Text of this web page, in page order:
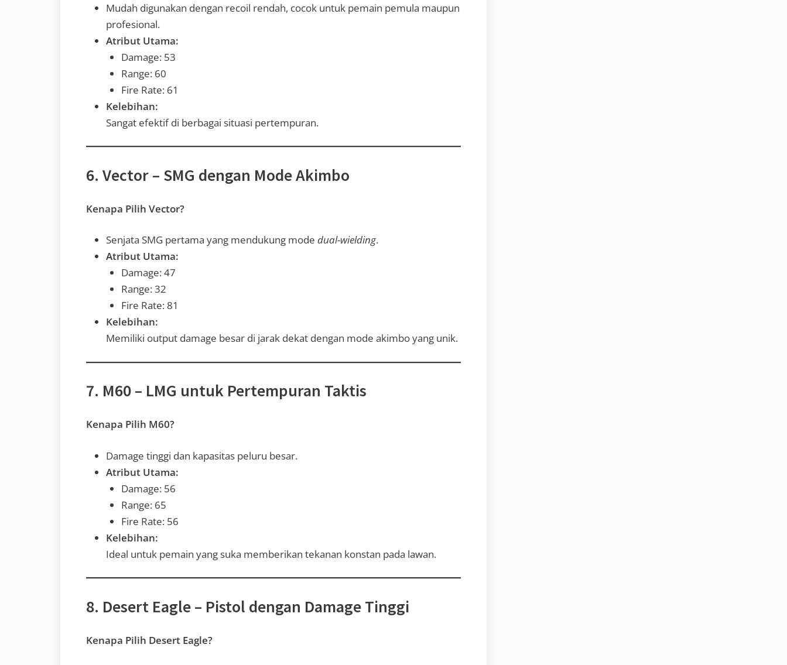
Mudah digunakan dengan recoil rendah, cocok untuk pemain pemula maupun
profesional.
Atribut Utama:
Damage: 53
Range: 60
Fire Rate: 61
Kelebihan:
Sangat efektif di berbagai situasi pertempuran.
6. Vector – SMG dengan Mode Akimbo
Kenapa Pilih Vector?
Senjata SMG pertama yang mendukung mode dual-wielding.
Atribut Utama:
Damage: 47
Range: 32
Fire Rate: 81
Kelebihan:
Memiliki output damage besar di jarak dekat dengan mode akimbo yang unik.
7. M60 – LMG untuk Pertempuran Taktis
Kenapa Pilih M60?
Damage tinggi dan kapasitas peluru besar.
Atribut Utama:
Damage: 56
Range: 65
Fire Rate: 56
Kelebihan:
Ideal untuk pemain yang suka memberikan tekanan konstan pada lawan.
8. Desert Eagle – Pistol dengan Damage Tinggi
Kenapa Pilih Desert Eagle?